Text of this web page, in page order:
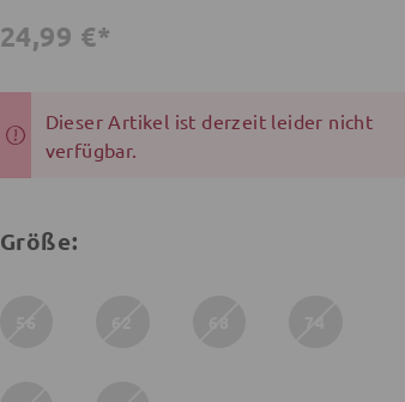
24,99 €*
Dieser Artikel ist derzeit leider nicht
verfügbar.
Größe: